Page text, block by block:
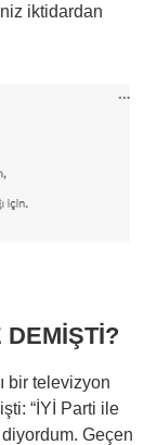
iktidardan
DEMİŞTİ?
bir televizyon
“İYİ Parti ile
Geçen